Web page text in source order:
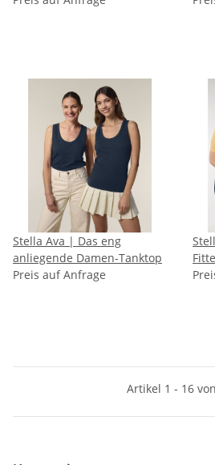
Stella Ava | Das eng
anliegende Damen-Tanktop
Preis auf Anfrage
Stella
Artikel 1 - 16